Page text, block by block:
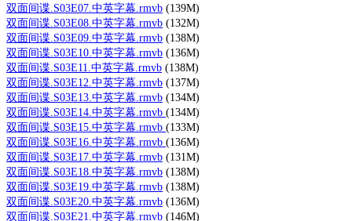
双面间谍.S03E07.中英字幕.rmvb (139M)
双面间谍.S03E08.中英字幕.rmvb (132M)
双面间谍.S03E09.中英字幕.rmvb (138M)
双面间谍.S03E10.中英字幕.rmvb (136M)
双面间谍.S03E11.中英字幕.rmvb (138M)
双面间谍.S03E12.中英字幕.rmvb (137M)
双面间谍.S03E13.中英字幕.rmvb (134M)
双面间谍.S03E14.中英字幕.rmvb (134M)
双面间谍.S03E15.中英字幕.rmvb (133M)
双面间谍.S03E16.中英字幕.rmvb (136M)
双面间谍.S03E17.中英字幕.rmvb (131M)
双面间谍.S03E18.中英字幕.rmvb (138M)
双面间谍.S03E19.中英字幕.rmvb (138M)
双面间谍.S03E20.中英字幕.rmvb (136M)
双面间谍.S03E21.中英字幕.rmvb (146M)